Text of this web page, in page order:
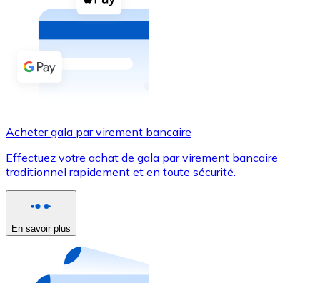
Achetez des cryptomonnaies en espèces et d'autres
Acheter avec espèces
Virement SEPA
Utilisez les cartes Visa et Mastercard pour acheter
Acheter avec carte
Nouveau
Achetez des cartes-cadeaux de vos marques
Acheter gala par virement bancaire
Effectuez votre achat de gala par virement bancaire
traditionnel rapidement et en toute sécurité.
En savoir plus